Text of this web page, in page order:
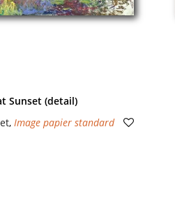
Sunset (detail)
, Image papier standard